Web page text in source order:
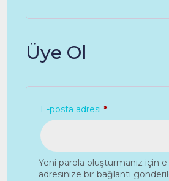
Üye Ol
E-posta adresi *Gerekli
Yeni parola oluşturmanız için
adresinize bir bağlantı